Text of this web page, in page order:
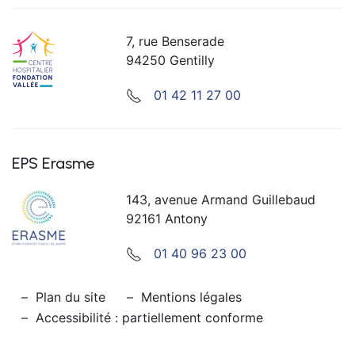
7, rue Benserade
94250 Gentilly
01 42 11 27 00
EPS Erasme
143, avenue Armand Guillebaud
92161 Antony
01 40 96 23 00
Plan du site
Mentions légales
Accessibilité : partiellement conforme